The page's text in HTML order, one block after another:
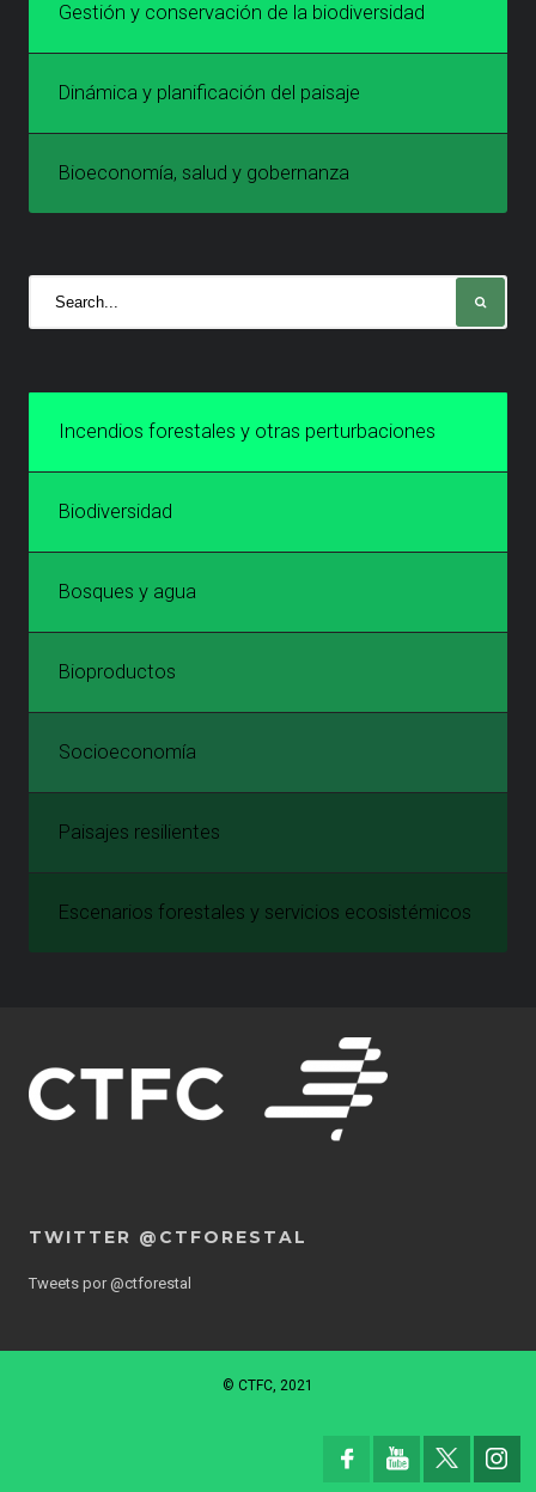
Gestión y conservación de la biodiversidad
Dinámica y planificación del paisaje
Bioeconomía, salud y gobernanza
Incendios forestales y otras perturbaciones
Biodiversidad
Bosques y agua
Bioproductos
Socioeconomía
Paisajes resilientes
Escenarios forestales y servicios ecosistémicos
TWITTER @CTFORESTAL
Tweets por @ctforestal
© CTFC, 2021